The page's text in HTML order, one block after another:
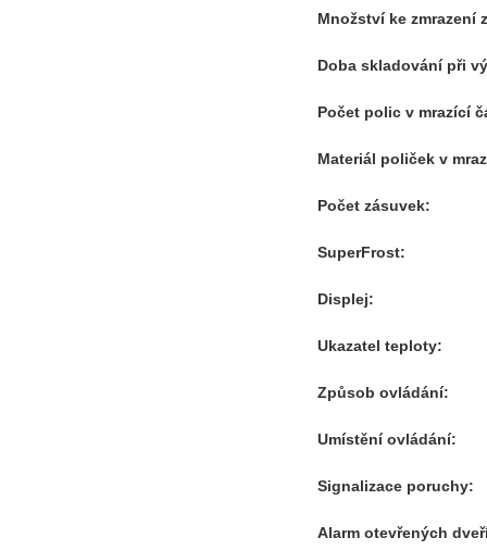
Množství ke zmrazení
Doba skladování při
Počet polic v mrazící
Materiál poliček v
Počet zásuvek:
SuperFrost:
Displej:
Ukazatel teploty:
Způsob ovládání:
Umístění ovládání:
Signalizace poruchy:
Alarm otevřených